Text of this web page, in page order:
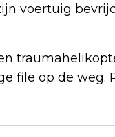
voertuig
file op de weg.